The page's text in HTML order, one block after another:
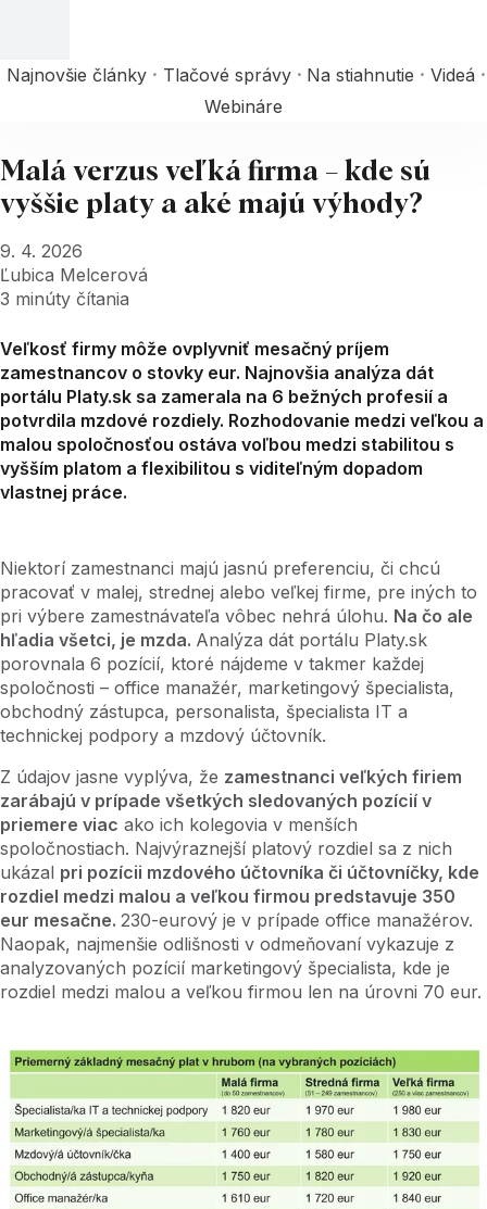
Najnovšie články Tlačové správy Na stiahnutie
Videá
Webináre
Malá verzus veľká firma – kde sú
vyššie platy a aké majú výhody?
9. 4. 2026
Ľubica Melcerová
3 minúty čítania
Veľkosť firmy môže ovplyvniť mesačný príjem
zamestnancov o stovky eur. Najnovšia analýza dát
portálu Platy.sk sa zamerala na 6 bežných profesií a
potvrdila mzdové rozdiely. Rozhodovanie medzi veľkou a
malou spoločnosťou ostáva voľbou medzi stabilitou s
vyšším platom a flexibilitou s viditeľným dopadom
vlastnej práce.
Niektorí zamestnanci majú jasnú preferenciu, či chcú
pracovať v malej, strednej alebo veľkej firme, pre iných to
pri výbere zamestnávateľa vôbec nehrá úlohu. Na čo ale
hľadia všetci, je mzda. Analýza dát portálu Platy.sk
porovnala 6 pozícií, ktoré nájdeme v takmer každej
spoločnosti – office manažér, marketingový špecialista,
obchodný zástupca, personalista, špecialista IT a
technickej podpory a mzdový účtovník.
Z údajov jasne vyplýva, že zamestnanci veľkých firiem
zarábajú v prípade všetkých sledovaných pozícií v
priemere viac ako ich kolegovia v menších
spoločnostiach. Najvýraznejší platový rozdiel sa z nich
ukázal pri pozícii mzdového účtovníka či účtovníčky, kde
rozdiel medzi malou a veľkou firmou predstavuje 350
eur mesačne. 230-eurový je v prípade office manažérov.
Naopak, najmenšie odlišnosti v odmeňovaní vykazuje z
analyzovaných pozícií marketingový špecialista, kde je
rozdiel medzi malou a veľkou firmou len na úrovni 70 eur.